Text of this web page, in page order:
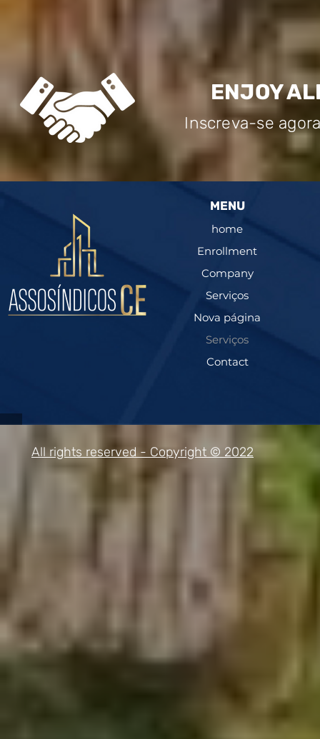
ENJOY
Inscreva-se
MENU
home
Enrollment
Company
Serviços
Nova página
Serviços
Contact
All rights reserved - Copyright © 2022